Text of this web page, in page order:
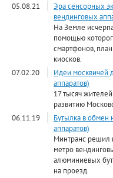
05.08.21
Эра сенсорных
вендинговых
На Земле
помощью
смартфонов,
киосков.
07.02.20
Идеи москвичей
аппаратов)
17 тысяч
развитию
06.11.19
Бутылка в обмен
аппаратов)
Минтранс решил
метро
алюминиевых
на проезд.